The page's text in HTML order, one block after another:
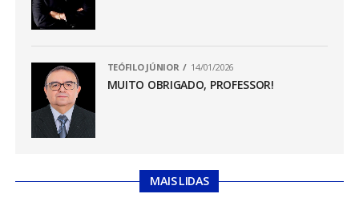
TEÓFILO JÚNIOR 14/01/2026
MUITO OBRIGADO, PROFESSOR!
MAIS LIDAS